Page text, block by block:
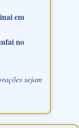
em
no
sejam